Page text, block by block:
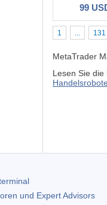
99
1 ... 131
MetaTrader
Lesen Sie
und Expert Advisors